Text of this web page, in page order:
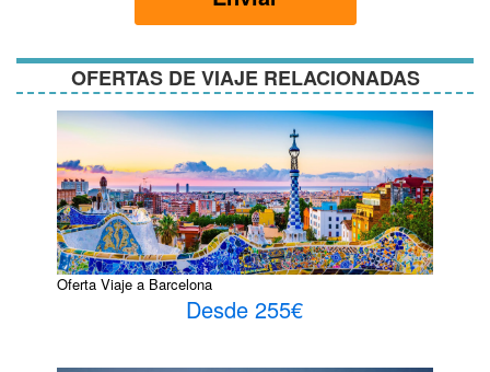
OFERTAS DE VIAJE RELACIONADAS
Oferta Viaje a Barcelona
Desde 255€